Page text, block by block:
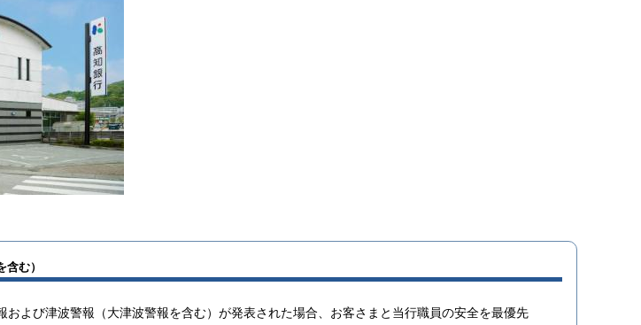
含む）
および津波警報（大津波警報を含む）が発表された場合、お客さまと当行職員の安全を最優先